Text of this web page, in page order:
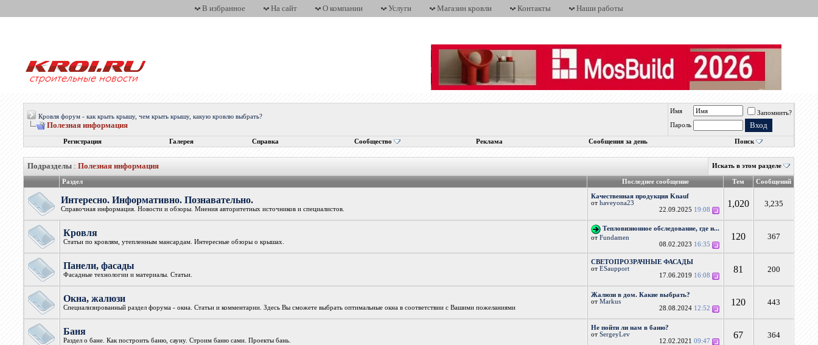
В избранное На сайт О компании Услуги Магазин кровли Контакты Наши работы
Кровля форум - как крыть крышу, чем крыть крышу, какую кровлю выбрать?
Полезная информация
Имя
Запомнить?
Пароль
Регистрация Галерея Справка Сообщество Реклама Сообщения за день Поиск
Подразделы :Полезная информация Искать в этом разделе
Раздел Последнее сообщение Тем Сообщений
Интересно. Информативно. Познавательно.
Справочная информация. Новости и обзоры. Мнения авторитетных источников и специалистов.
Качественная продукция Knauf
отhaveyona23
22.09.2025 19:08
1,020 3,235
Кровля
Статьи по кровлям, утепленным мансардам. Интересные обзоры о крышах.
Тепловизионное обследование, где и...
отFundamen
08.02.2023 16:35
120 367
Панели, фасады
Фасадные технологии и материалы. Статьи.
СВЕТОПРОЗРАЧНЫЕ ФАСАДЫ
отESaupport
17.06.2019 16:08
81 200
Окна, жалюзи
Специализированный раздел форума - окна. Статьи и комментарии. Здесь Вы сможете выбрать оптимальные окна в соответствии с Вашими пожеланиями
Жалюзи в дом. Какие выбрать?
отMarkus
28.08.2024 12:52
120 443
Баня
Раздел о бане. Как построить баню, сауну. Строим баню сами. Проекты бань.
Не пойти ли нам в баню?
отSergeyLev
12.02.202109:47
67 364